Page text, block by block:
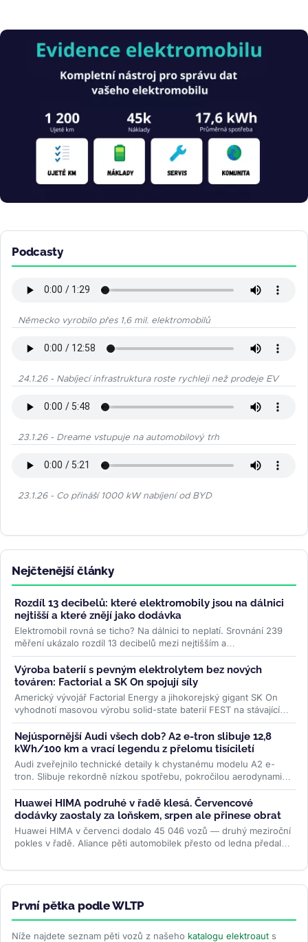
Obrázek
Podcasty
Německo vyrobilo přes 1,6 mil. elektromobilů
24.1.26 - Nabíjecí infrastruktura roste rychleji než prodeje EV
23.1.26 - Dreame vstupuje na automobilový trh
23.1.26 - Co přináší 1000 kW nabíjení od BYD
Nejčtenější články
Rozdíl 13 decibelů: které elektromobily jsou na dálnici
nejtišší a které znějí jako dodávka
Elektromobil rovná se ticho? Na dálnici to neplatí. Srovnání 239
měření ukázalo rozdíl 13 decibelů mezi nejtišším a
nejhlučnějším...>>
Výroba baterií s pevným elektrolytem bez nových
továren: Factorial a SK On spojují síly
Americký vývojář Factorial Energy a jihokorejský gigant SK On
vyhodnotí masovou výrobu solid-state baterií FEST na stávajících
linkách....>>
Nejúspornější Audi všech dob? A2 e-tron slibuje 12,8
kWh/100 km a vrací legendu z přelomu tisíciletí
Audi zveřejnilo technické detaily k chystanému modelu A2 e-
tron. Slibuje rekordně nízkou spotřebu, pokročilou aerodynamiku
i LFP baterii....>>
Huawei HIMA podruhé v řadě klesá. Červencové
dodávky zaostaly za loňskem, srpen ale přinese obrat
Huawei HIMA v červenci dodalo 45 046 vozů — druhý meziroční
pokles v řadě. Aliance pěti automobilek přesto od ledna předala
První pětka podle WLTP
Níže najdete seznam pěti vozů z našeho katalogu elektroaut s